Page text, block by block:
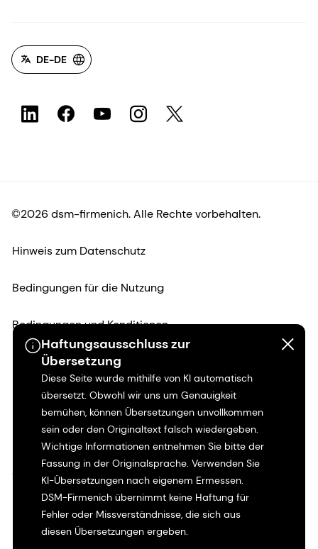
Haftungsausschluss zur
Übersetzung
Diese Seite wurde mithilfe von KI automatisch
übersetzt. Obwohl wir uns um Genauigkeit
bemühen, können Übersetzungen unvollkommen
sein oder den Originaltext falsch wiedergeben.
Wichtige Informationen entnehmen Sie bitte der
Fassung in der Originalsprache. Verwenden Sie
KI-Übersetzungen nach eigenem Ermessen.
DSM-Firmenich übernimmt keine Haftung für
Fehler oder Missverständnisse, die sich aus
diesen Übersetzungen ergeben.
DE-DE
©2026 dsm-firmenich. Alle Rechte vorbehalten.
Hinweis zum Datenschutz
Bedingungen für die Nutzung
Bedingungen und Konditionen
Kalifornien-Transparenz
Erklärung zur Zugänglichkeit
Rechtliche Informationen
Sitemap